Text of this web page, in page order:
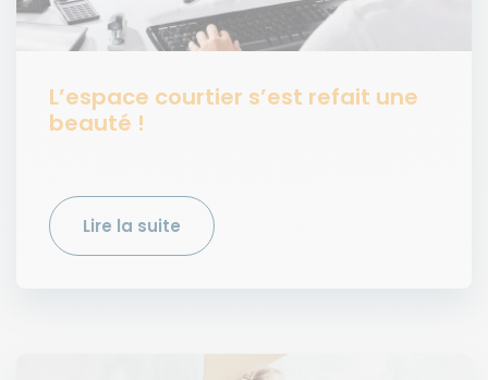
L’espace courtier s’est refait une
beauté !
Lire la suite